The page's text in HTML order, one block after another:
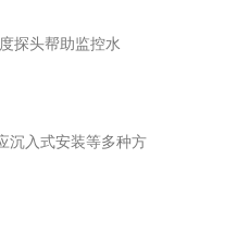
探头帮助监控水
沉入式安装等多种方